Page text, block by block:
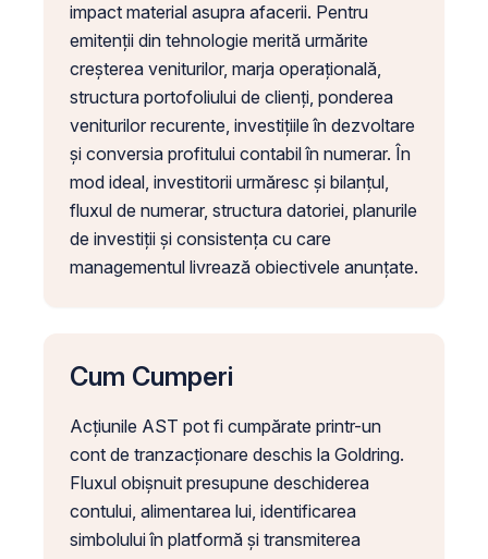
impact material asupra afacerii. Pentru
emitenții din tehnologie merită urmărite
creșterea veniturilor, marja operațională,
structura portofoliului de clienți, ponderea
veniturilor recurente, investițiile în dezvoltare
și conversia profitului contabil în numerar. În
mod ideal, investitorii urmăresc și bilanțul,
fluxul de numerar, structura datoriei, planurile
de investiții și consistența cu care
managementul livrează obiectivele anunțate.
Cum Cumperi
Acțiunile AST pot fi cumpărate printr-un
cont de tranzacționare deschis la Goldring.
Fluxul obișnuit presupune deschiderea
contului, alimentarea lui, identificarea
simbolului în platformă și transmiterea